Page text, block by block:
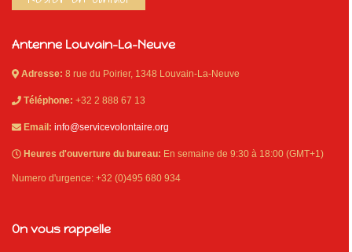
Antenne Louvain-La-Neuve
Adresse: 8 rue du Poirier, 1348 Louvain-La-Neuve
Téléphone: +32 2 888 67 13
Email: info@servicevolontaire.org
Heures d'ouverture du bureau: En semaine de 9:30 à 18:00 (GMT+1)
Numero d'urgence: +32 (0)495 680 934
On vous rappelle